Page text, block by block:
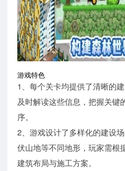
游戏特色
1、每个关卡均提供了清晰的
及时解读这些信息，把握关键
序。
2、游戏设计了多样化的建设
伏山地等不同地形，玩家需根
建筑布局与施工方案。